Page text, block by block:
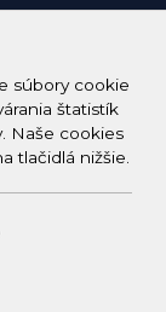
súbory cookie
štatistík
Naše cookies
tlačidlá nižšie.
Všetky práva